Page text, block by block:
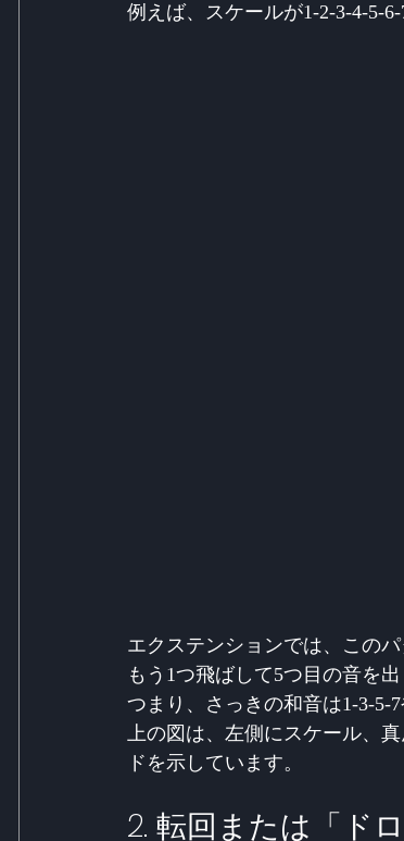
例えば、スケールが1-2-3-4-5-
エクステンションでは、この
もう1つ飛ばして5つ目の音を出
つまり、さっきの和音は1-3-5-
上の図は、左側にスケール、
ドを示しています。
2. 転回または「ド